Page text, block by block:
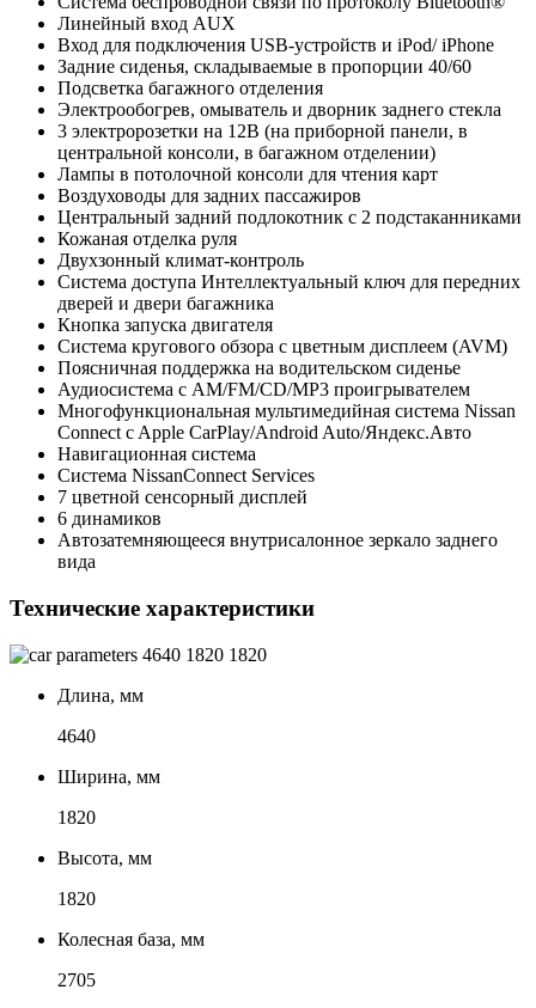
Линейный вход AUX
Вход для подключения USB-устройств и iPod/ iPhone
Задние сиденья, складываемые в пропорции 40/60
Подсветка багажного отделения
Электрообогрев, омыватель и дворник заднего стекла
3 электророзетки на 12В (на приборной панели, в
центральной консоли, в багажном отделении)
Лампы в потолочной консоли для чтения карт
Воздуховоды для задних пассажиров
Центральный задний подлокотник с 2 подстаканниками
Кожаная отделка руля
Двухзонный климат-контроль
Система доступа Интеллектуальный ключ для передних
дверей и двери багажника
Кнопка запуска двигателя
Система кругового обзора с цветным дисплеем (AVM)
Поясничная поддержка на водительском сиденье
Аудиосистема с AM/FM/CD/MP3 проигрывателем
Многофункциональная мультимедийная система Nissan
Connect c Apple CarPlay/Android Auto/Яндекс.Авто
Навигационная система
Система NissanConnect Services
7 цветной сенсорный дисплей
6 динамиков
Автозатемняющееся внутрисалонное зеркало заднего
вида
Технические характеристики
4640 1820 1820
Длина, мм
4640
Ширина, мм
1820
Высота, мм
1820
Колесная база, мм
2705